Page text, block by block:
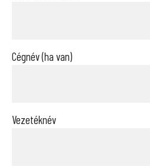
Cégnév (ha van)
Vezetéknév